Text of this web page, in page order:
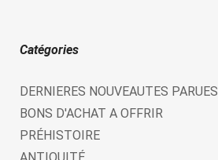
Catégories
DERNIERES NOUVEAUTES PARUES
BONS D'ACHAT A OFFRIR
PRÉHISTOIRE